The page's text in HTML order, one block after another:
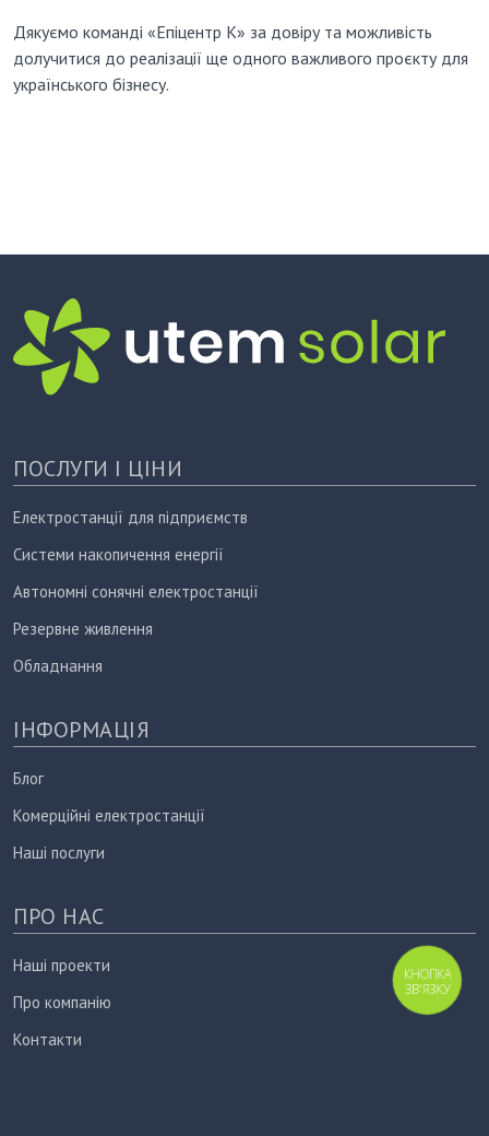
Дякуємо команді «Епіцентр К» за довіру та можливість
долучитися до реалізації ще одного важливого проєкту для
українського бізнесу.
ПОСЛУГИ І ЦІНИ
Електростанції для підприємств
Системи накопичення енергії
Автономні сонячні електростанції
Резервне живлення
Обладнання
ІНФОРМАЦІЯ
Блог
Комерційні електростанції
Наші послуги
ПРО НАС
Наші проекти
Про компанію
Контакти
КНОПКА
ЗВ'ЯЗКУ